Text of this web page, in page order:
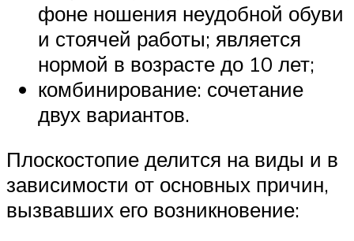
фоне ношения неудобной обуви
и стоячей работы; является
нормой в возрасте до 10 лет;
комбинирование: сочетание
двух вариантов.
Плоскостопие делится на виды и в
зависимости от основных причин,
вызвавших его возникновение: